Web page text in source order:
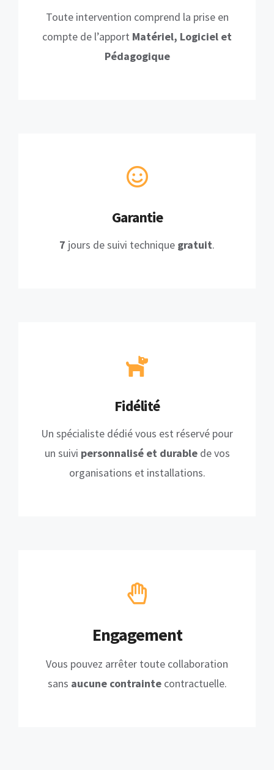
Toute intervention comprend la prise en
compte de l’apport Matériel, Logiciel et
Pédagogique
Garantie
7 jours de suivi technique gratuit.
Fidélité
Un spécialiste dédié vous est réservé pour
un suivi personnalisé et durablede vos
organisations et installations.
Engagement
Vous pouvez arrêter toute collaboration
sans aucune contraintecontractuelle.